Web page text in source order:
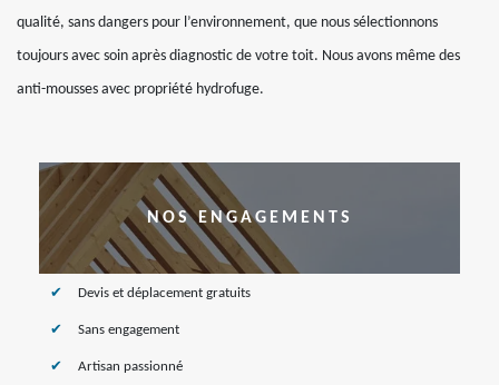
qualité, sans dangers pour l’environnement, que nous sélectionnons
toujours avec soin après diagnostic de votre toit. Nous avons même des
anti-mousses avec propriété hydrofuge.
NOS ENGAGEMENTS
Devis et déplacement gratuits
Sans engagement
Artisan passionné